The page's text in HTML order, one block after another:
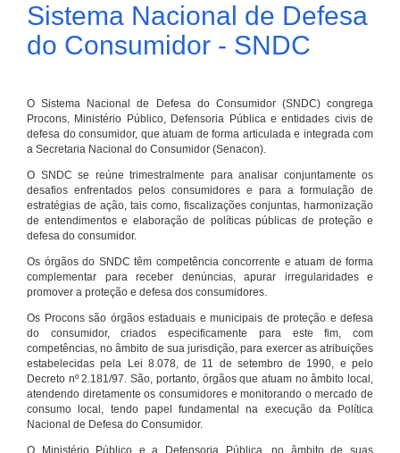
Sistema Nacional de Defesa
do Consumidor - SNDC
O Sistema Nacional de Defesa do Consumidor (SNDC) congrega
Procons, Ministério Público, Defensoria Pública e entidades civis de
defesa do consumidor, que atuam de forma articulada e integrada com
a Secretaria Nacional do Consumidor (Senacon).
O SNDC se reúne trimestralmente para analisar conjuntamente os
desafios enfrentados pelos consumidores e para a formulação de
estratégias de ação, tais como, fiscalizações conjuntas, harmonização
de entendimentos e elaboração de políticas públicas de proteção e
defesa do consumidor.
Os órgãos do SNDC têm competência concorrente e atuam de forma
complementar para receber denúncias, apurar irregularidades e
promover a proteção e defesa dos consumidores.
Os Procons são órgãos estaduais e municipais de proteção e defesa
do consumidor, criados especificamente para este fim, com
competências, no âmbito de sua jurisdição, para exercer as atribuições
estabelecidas pela Lei 8.078, de 11 de setembro de 1990, e pelo
Decreto nº 2.181/97. São, portanto, órgãos que atuam no âmbito local,
atendendo diretamente os consumidores e monitorando o mercado de
consumo local, tendo papel fundamental na execução da Política
Nacional de Defesa do Consumidor.